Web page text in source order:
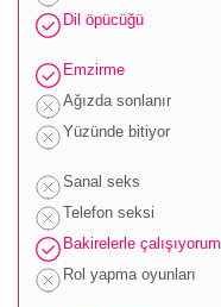
Dil öpücüğü
Emzirme
Ağızda sonlanır
Yüzünde bitiyor
Sanal seks
Telefon seksi
Bakirelerle çalışıyorum
Rol yapma oyunları